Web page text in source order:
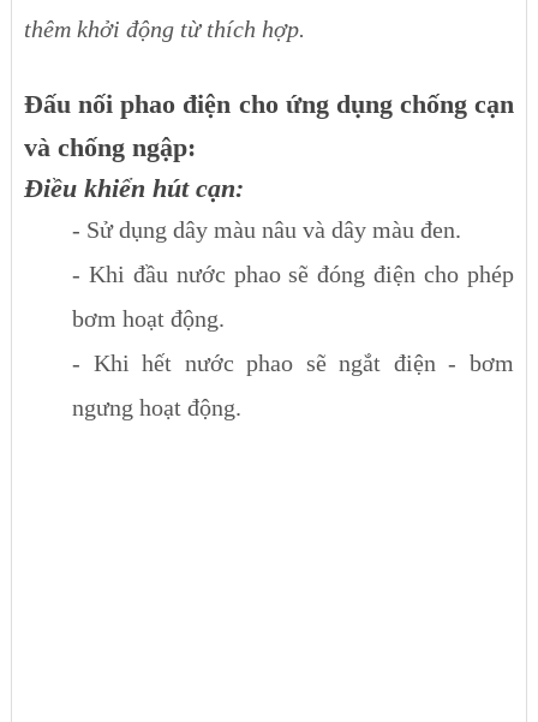
thêm khởi động từ thích hợp.
Đấu nối phao điện cho ứng dụng chống cạn
và chống ngập:
Điều khiển hút cạn:
- Sử dụng dây màu nâu và dây màu đen.
- Khi đầu nước phao sẽ đóng điện cho phép
bơm hoạt động.
- Khi hết nước phao sẽ ngắt điện - bơm
ngưng hoạt động.